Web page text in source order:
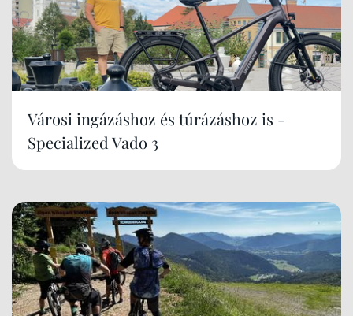
Városi ingázáshoz és túrázáshoz is -
Specialized Vado 3